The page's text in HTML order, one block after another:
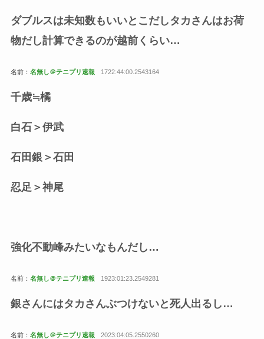
ダブルスは未知数もいいとこだしタカさんはお荷
物だし計算できるのが越前くらい…
名前： 名無し＠テニプリ速報 1722:44:00.2543164
千歳≒橘
白石＞伊武
石田銀＞石田
忍足＞神尾
強化不動峰みたいなもんだし…
名前： 名無し＠テニプリ速報 1923:01:23.2549281
銀さんにはタカさんぶつけないと死人出るし…
名前： 名無し＠テニプリ速報 2023:04:05.2550260